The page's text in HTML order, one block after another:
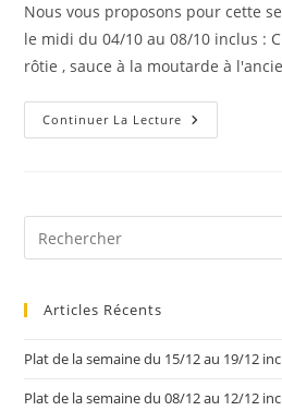
Nous vous proposons pour cette
le midi du 04/10 au 08/10 inclus :
rôtie , sauce à la moutarde à
Continuer La Lecture
Articles Récents
Plat de la semaine du 15/12 au 19/12
Plat de la semaine du 08/12 au 12/12